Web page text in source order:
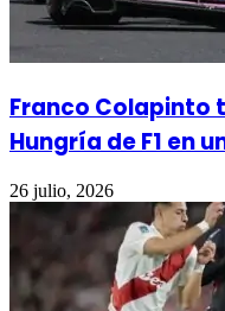
Franco Colapinto
Hungría de F1 en
26 julio, 2026